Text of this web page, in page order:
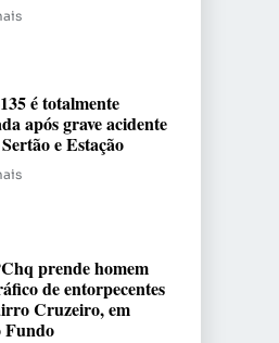
é totalmente
após grave acidente
e Estação
prende homem
de entorpecentes
Cruzeiro, em
Fundo